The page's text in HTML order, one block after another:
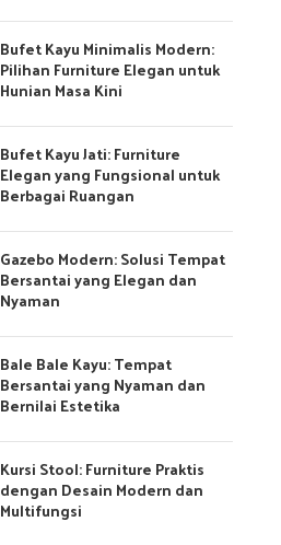
Bufet Kayu Minimalis Modern:
Pilihan Furniture Elegan untuk
Hunian Masa Kini
Bufet Kayu Jati: Furniture
Elegan yang Fungsional untuk
Berbagai Ruangan
Gazebo Modern: Solusi Tempat
Bersantai yang Elegan dan
Nyaman
Bale Bale Kayu: Tempat
Bersantai yang Nyaman dan
Bernilai Estetika
Kursi Stool: Furniture Praktis
dengan Desain Modern dan
Multifungsi